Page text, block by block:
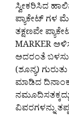
ಸ್ವೀಕರಿಸಿದ
ಪ್ಯಾಕೇಟ್ ಗಳ
ತಕ್ಷಣವೇ
MARKER
ಅದರಂತೆ
(ಶೂನ್ಯ)
ಮಾಡಿದ ದಿನಾಂಕ
ವಿವರಗಳನ್ನು